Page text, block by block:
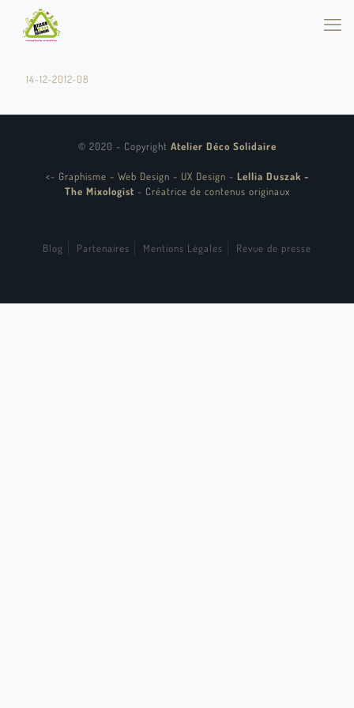
14-12-2012-08
© 2020 - Copyright Atelier Déco Solidaire
<- Graphisme - Web Design - UX Design - Lellia Duszak -
The Mixologist - Créatrice de contenus originaux
Blog Partenaires Mentions Légales Revue de presse